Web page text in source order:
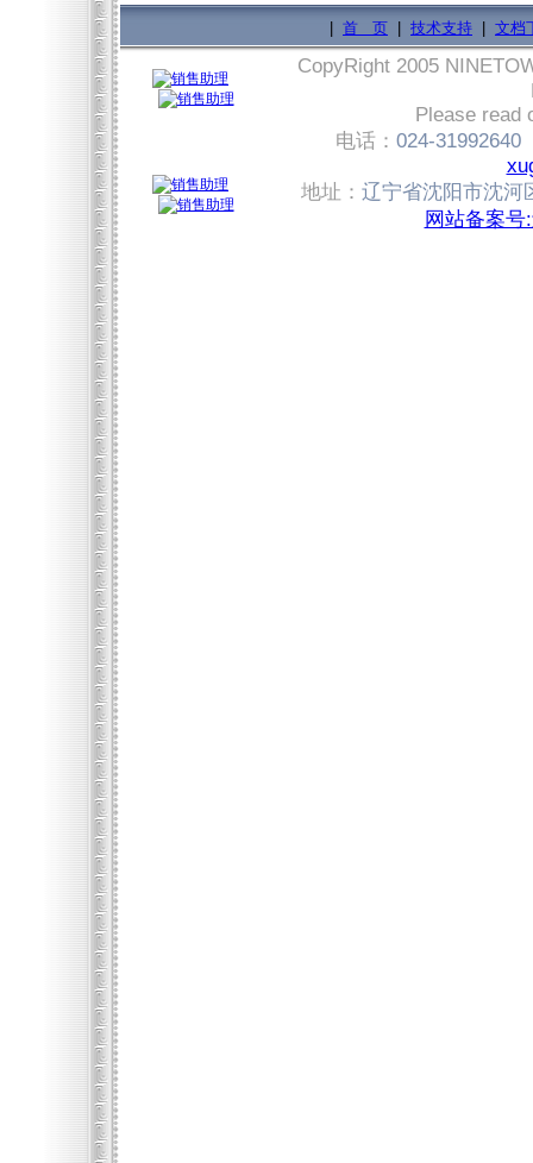
首 页 技术支持 文档
CopyRight 2005
Please read
电话： 024-31992640
地址： 辽宁省沈阳市沈河
网站备案号